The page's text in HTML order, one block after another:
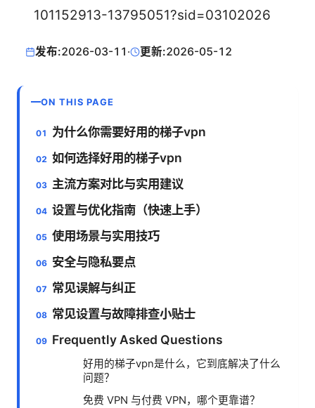
101152913-13795051?sid=03102026
发布:2026-03-11 · 更新:2026-05-12
ON THIS PAGE
为什么你需要好用的梯子vpn
如何选择好用的梯子vpn
主流方案对比与实用建议
设置与优化指南（快速上手）
使用场景与实用技巧
安全与隐私要点
常见误解与纠正
常见设置与故障排查小贴士
Frequently Asked Questions
好用的梯子vpn是什么，它到底解决了什么
问题？
免费 VPN 与付费 VPN，哪个更靠谱？